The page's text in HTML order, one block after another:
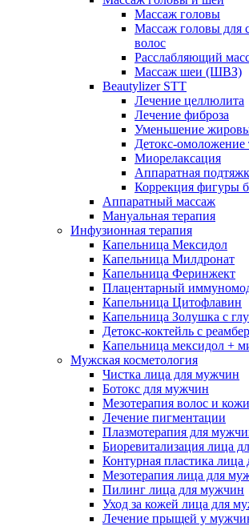
Массаж головы
Массаж головы для
волос
Расслабляющий
Массаж шеи (ШВЗ)
Beautylizer STT
Лечение целлюлита
Лечение фиброза
Уменьшение
Детокс-омоложение
Миорелаксация
Аппаратная
Коррекция фигуры
Аппаратный массаж
Мануальная терапия
Инфузионная терапия
Капельница Мексидол
Капельница Милдронат
Капельница Феринжект
Плацентарный
Капельница Цитофлавин
Капельница Золушка с
Детокс-коктейль с
Капельница мексидол +
Мужская косметология
Чистка лица для мужчин
Ботокс для мужчин
Мезотерапия волос и
Лечение пигментации
Плазмотерапия для
Биоревитализация лица
Контурная пластика
Мезотерапия лица для
Пилинг лица для мужчин
Уход за кожей лица для
Лечение прыщей у